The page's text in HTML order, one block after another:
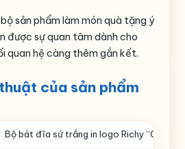
sản phẩm làm món quà tặng ý
được sự quan tâm dành cho
quan hệ càng thêm gắn kết.
của sản phẩm
Bộ bát đĩa sứ trắng in logo Richy “CĐ